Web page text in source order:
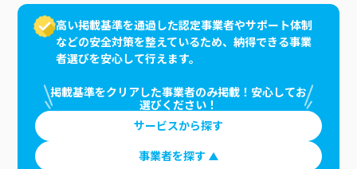
高い掲載基準を通過した認定事業者やサポート体制
などの安全対策を整えているため、納得できる事業
者選びを安心して行えます。
掲載基準をクリアした事業者のみ掲載！安心してお
選びください！
サービスから探す
事業者を探す